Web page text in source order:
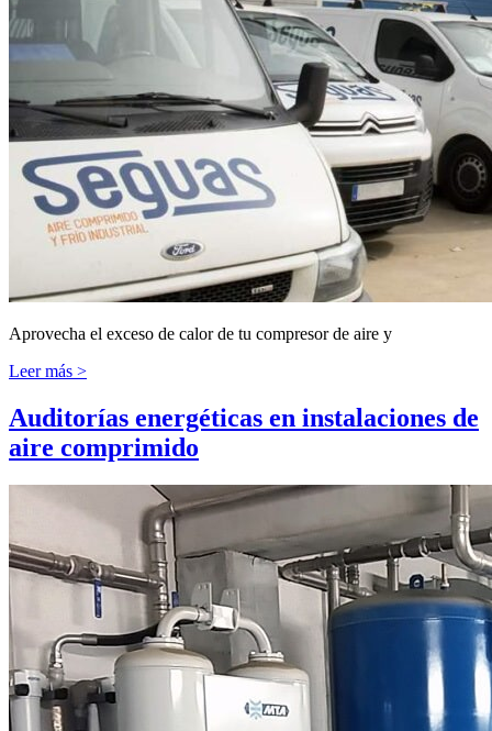
Aprovecha el exceso de calor de tu compresor de aire y
Leer más >
Auditorías energéticas en instalaciones de
aire comprimido